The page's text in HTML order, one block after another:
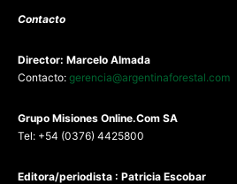
Contacto
Director: Marcelo Almada
Contacto: gerencia@argentinaforestal.com
Grupo Misiones Online.Com SA
Tel: +54 (0376) 4425800
Editora/periodista : Patricia Escobar